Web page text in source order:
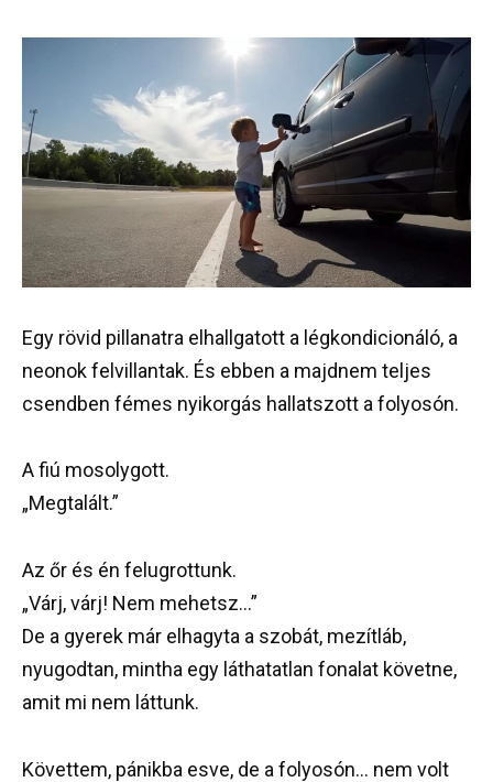
Egy rövid pillanatra elhallgatott a légkondicionáló, a
neonok felvillantak. És ebben a majdnem teljes
csendben fémes nyikorgás hallatszott a folyosón.
A fiú mosolygott.
„Megtalált.”
Az őr és én felugrottunk.
„Várj, várj! Nem mehetsz…”
De a gyerek már elhagyta a szobát, mezítláb,
nyugodtan, mintha egy láthatatlan fonalat követne,
amit mi nem láttunk.
Követtem, pánikba esve, de a folyosón… nem volt